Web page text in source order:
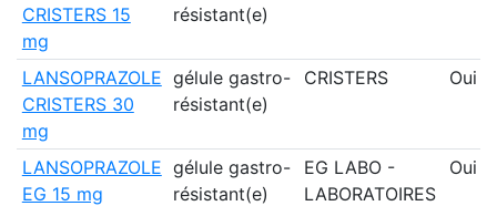
CRISTERS 15
mg
résistant(e)
LANSOPRAZOLE
CRISTERS 30
mg
gélule gastro-
résistant(e)
CRISTERS Oui
LANSOPRAZOLE
EG 15 mg
gélule gastro-
résistant(e)
EG LABO -
LABORATOIRES
Oui